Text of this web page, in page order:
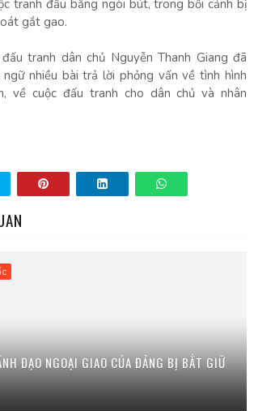
tranh đấu bằng ngòi bút, trong bối cảnh bị
gắt gao.
tranh dân chủ Nguyễn Thanh Giang đã
nhiều bài trả lời phỏng vấn về tình hình
về cuộc đấu tranh cho dân chủ và nhân
ĐẠO NGOẠI GIAO CỦA ĐẢNG BỊ BẮT GIỮ